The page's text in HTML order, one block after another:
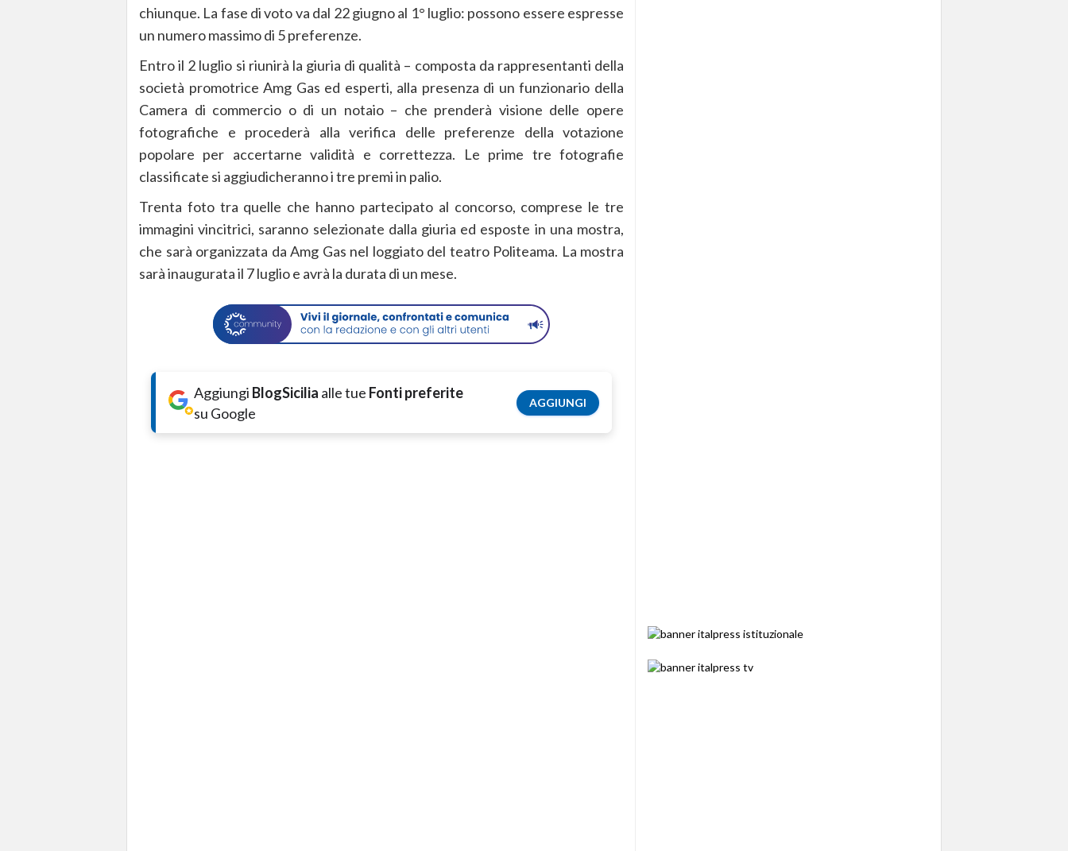
chiunque. La fase di voto va dal 22 giugno al 1° luglio: possono essere espresse
un numero massimo di 5 preferenze.
Entro il 2 luglio si riunirà la giuria di qualità – composta da rappresentanti della
società promotrice Amg Gas ed esperti, alla presenza di un funzionario della
Camera di commercio o di un notaio – che prenderà visione delle opere
fotografiche e procederà alla verifica delle preferenze della votazione
popolare per accertarne validità e correttezza. Le prime tre fotografie
classificate si aggiudicheranno i tre premi in palio.
Trenta foto tra quelle che hanno partecipato al concorso, comprese le tre
immagini vincitrici, saranno selezionate dalla giuria ed esposte in una mostra,
che sarà organizzata da Amg Gas nel loggiato del teatro Politeama. La mostra
sarà inaugurata il 7 luglio e avrà la durata di un mese.
Aggiungi BlogSicilia alle tue Fonti preferite
su Google
AGGIUNGI